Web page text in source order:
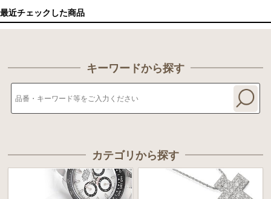
最近チェックした商品
キーワードから探す
カテゴリから探す